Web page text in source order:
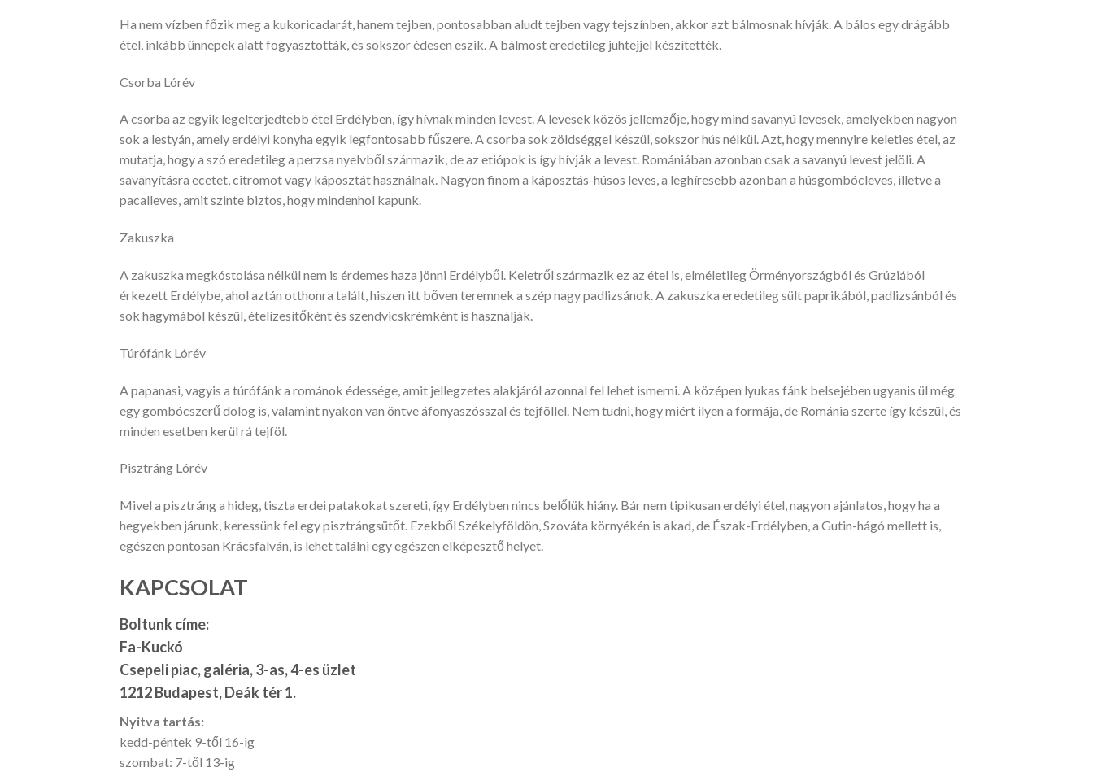
Ha nem vízben főzik meg a kukoricadarát, hanem tejben, pontosabban aludt tejben vagy tejszínben, akkor azt bálmosnak hívják. A bálos egy drágább
étel, inkább ünnepek alatt fogyasztották, és sokszor édesen eszik. A bálmost eredetileg juhtejjel készítették.
Csorba Lórév
A csorba az egyik legelterjedtebb étel Erdélyben, így hívnak minden levest. A levesek közös jellemzője, hogy mind savanyú levesek, amelyekben nagyon
sok a lestyán, amely erdélyi konyha egyik legfontosabb fűszere. A csorba sok zöldséggel készül, sokszor hús nélkül. Azt, hogy mennyire keleties étel, az
mutatja, hogy a szó eredetileg a perzsa nyelvből származik, de az etiópok is így hívják a levest. Romániában azonban csak a savanyú levest jelöli. A
savanyításra ecetet, citromot vagy káposztát használnak. Nagyon finom a káposztás-húsos leves, a leghíresebb azonban a húsgombócleves, illetve a
pacalleves, amit szinte biztos, hogy mindenhol kapunk.
Zakuszka
A zakuszka megkóstolása nélkül nem is érdemes haza jönni Erdélyből. Keletről származik ez az étel is, elméletileg Örményországból és Grúziából
érkezett Erdélybe, ahol aztán otthonra talált, hiszen itt bőven teremnek a szép nagy padlizsánok. A zakuszka eredetileg sült paprikából, padlizsánból és
sok hagymából készül, ételízesítőként és szendvicskrémként is használják.
Túrófánk Lórév
A papanasi, vagyis a túrófánk a románok édessége, amit jellegzetes alakjáról azonnal fel lehet ismerni. A középen lyukas fánk belsejében ugyanis ül még
egy gombócszerű dolog is, valamint nyakon van öntve áfonyaszósszal és tejföllel. Nem tudni, hogy miért ilyen a formája, de Románia szerte így készül, és
minden esetben kerül rá tejföl.
Pisztráng Lórév
Mivel a pisztráng a hideg, tiszta erdei patakokat szereti, így Erdélyben nincs belőlük hiány. Bár nem tipikusan erdélyi étel, nagyon ajánlatos, hogy ha a
hegyekben járunk, keressünk fel egy pisztrángsütőt. Ezekből Székelyföldön, Szováta környékén is akad, de Észak-Erdélyben, a Gutin-hágó mellett is,
egészen pontosan Krácsfalván, is lehet találni egy egészen elképesztő helyet.
KAPCSOLAT
Boltunk címe:
Fa-Kuckó
Csepeli piac, galéria, 3-as, 4-es üzlet
1212 Budapest, Deák tér 1.
Nyitva tartás:
kedd-péntek 9-től 16-ig
szombat: 7-től 13-ig